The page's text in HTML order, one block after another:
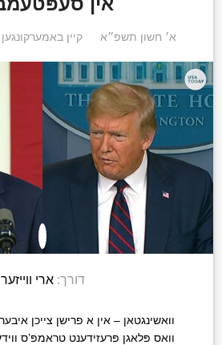
א׳ חשון תשפ״א קיין באמערקונגען
דורך:ארי ווייזער
וואשינגטאן – אין א פרישן צייכן
וואס פּלאגן פּרעזידענט טראמפּ’ס